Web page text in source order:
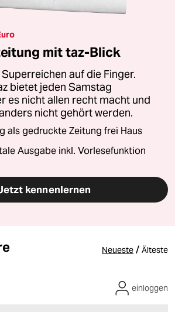
mit taz-Blick
auf die Finger.
bietet jeden Samstag
es nicht allen recht macht und
nicht gehört werden.
als gedruckte Zeitung frei Haus
Ausgabe inkl. Vorlesefunktion
kennenlernen
Neueste / Älteste
einloggen